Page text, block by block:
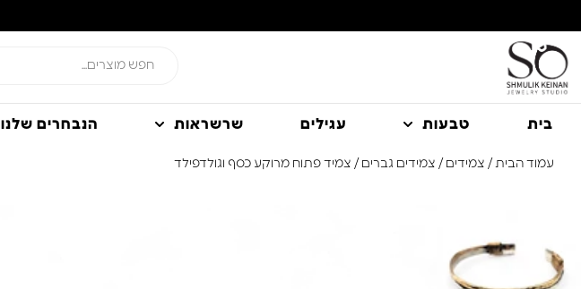
בית טבעות עגילים שרשראות הנבחרים שלנו
עמוד הבית / צמידים / צמידים גברים / צמיד פתוח מרוקע כסף וגולדפילד